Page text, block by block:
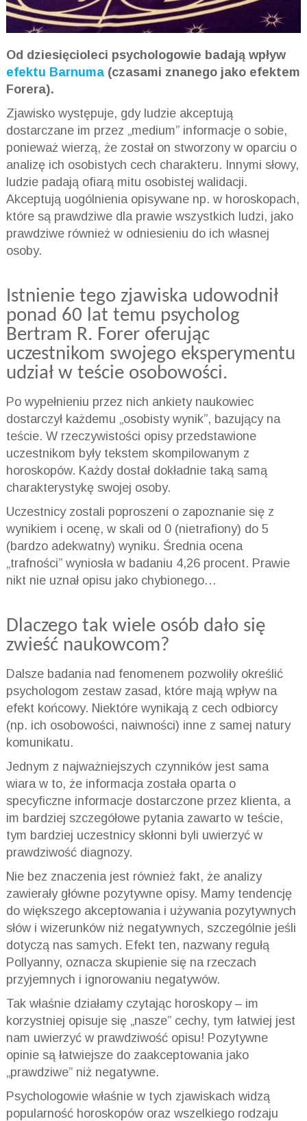
Od dziesięcioleci psychologowie badają wpływ
efektu Barnuma (czasami znanego jako efektem
Forera).
Zjawisko występuje, gdy ludzie akceptują
dostarczane im przez „medium” informacje o sobie,
ponieważ wierzą, że został on stworzony w oparciu o
analizę ich osobistych cech charakteru. Innymi słowy,
ludzie padają ofiarą mitu osobistej walidacji.
Akceptują uogólnienia opisywane np. w horoskopach,
które są prawdziwe dla prawie wszystkich ludzi, jako
prawdziwe również w odniesieniu do ich własnej
osoby.
Istnienie tego zjawiska udowodnił
ponad 60 lat temu psycholog
Bertram R. Forer oferując
uczestnikom swojego eksperymentu
udział w teście osobowości.
Po wypełnieniu przez nich ankiety naukowiec
dostarczył każdemu „osobisty wynik”, bazujący na
teście. W rzeczywistości opisy przedstawione
uczestnikom były tekstem skompilowanym z
horoskopów. Każdy dostał dokładnie taką samą
charakterystykę swojej osoby.
Uczestnicy zostali poproszeni o zapoznanie się z
wynikiem i ocenę, w skali od 0 (nietrafiony) do 5
(bardzo adekwatny) wyniku. Średnia ocena
„trafności” wyniosła w badaniu 4,26 procent. Prawie
nikt nie uznał opisu jako chybionego…
Dlaczego tak wiele osób dało się
zwieść naukowcom?
Dalsze badania nad fenomenem pozwoliły określić
psychologom zestaw zasad, które mają wpływ na
efekt końcowy. Niektóre wynikają z cech odbiorcy
(np. ich osobowości, naiwności) inne z samej natury
komunikatu.
Jednym z najważniejszych czynników jest sama
wiara w to, że informacja została oparta o
specyficzne informacje dostarczone przez klienta, a
im bardziej szczegółowe pytania zawarto w teście,
tym bardziej uczestnicy skłonni byli uwierzyć w
prawdziwość diagnozy.
Nie bez znaczenia jest również fakt, że analizy
zawierały główne pozytywne opisy. Mamy tendencję
do większego akceptowania i używania pozytywnych
słów i wizerunków niż negatywnych, szczególnie jeśli
dotyczą nas samych. Efekt ten, nazwany regułą
Pollyanny, oznacza skupienie się na rzeczach
przyjemnych i ignorowaniu negatywów.
Tak właśnie działamy czytając horoskopy – im
korzystniej opisuje się „nasze” cechy, tym łatwiej jest
nam uwierzyć w prawdziwość opisu! Pozytywne
opinie są łatwiejsze do zaakceptowania jako
„prawdziwe” niż negatywne.
Psychologowie właśnie w tych zjawiskach widzą
popularność horoskopów oraz wszelkiego rodzaju